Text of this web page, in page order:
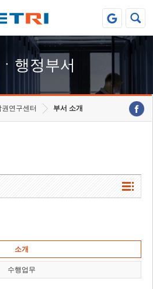
행정부서
권연구센터 부서 소개
소개
수행업무